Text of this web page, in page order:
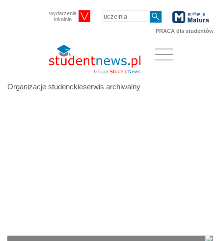
wydarzenia
lokalnie
PRACA dla studentów
Organizacje studenckieserwis archiwalny